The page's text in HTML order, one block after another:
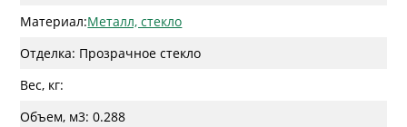
Материал:Металл, стекло
Отделка: Прозрачное стекло
Вес, кг:
Объем, м3: 0.288